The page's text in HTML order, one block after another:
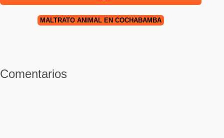
MALTRATO ANIMAL EN COCHABAMBA
Comentarios